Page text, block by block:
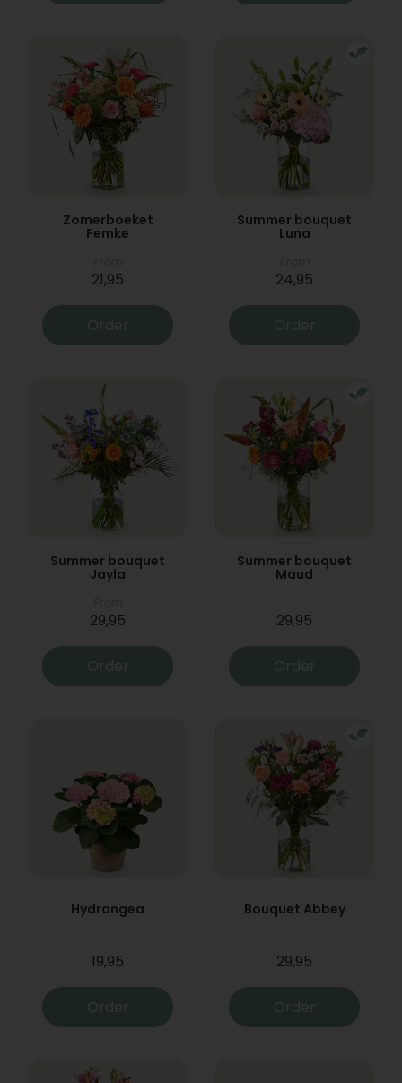
Zomerboeket
Femke
21,95
Order
Summer bouquet
Luna
24,95
Order
Summer bouquet
Jayla
29,95
Order
Summer bouquet
Maud
29,95
Order
Hydrangea
19,95
Order
Bouquet Abbey
29,95
Order